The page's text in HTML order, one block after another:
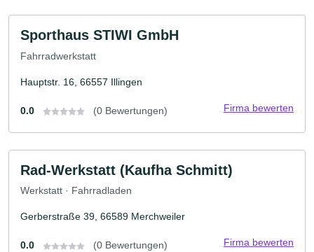
Sporthaus STIWI GmbH
Fahrradwerkstatt
Hauptstr. 16, 66557 Illingen
0.0 (0 Bewertungen) Firma bewerten
Rad-Werkstatt (Kaufha Schmitt)
Werkstatt · Fahrradladen
Gerberstraße 39, 66589 Merchweiler
0.0 (0 Bewertungen) Firma bewerten